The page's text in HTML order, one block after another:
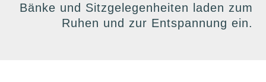
Bänke und Sitzgelegenheiten laden zum
Ruhen und zur Entspannung ein.